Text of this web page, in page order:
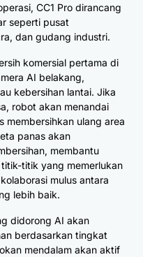
CC1 Pro dirancang
seperti pusat
dan gudang industri.
komersial pertama di
AI belakang,
kebersihan lantai. Jika
robot akan menandai
membersihkan ulang area
panas akan
membantu
titik yang memerlukan
mulus antara
lebih baik.
didorong AI akan
berdasarkan tingkat
mendalam akan aktif